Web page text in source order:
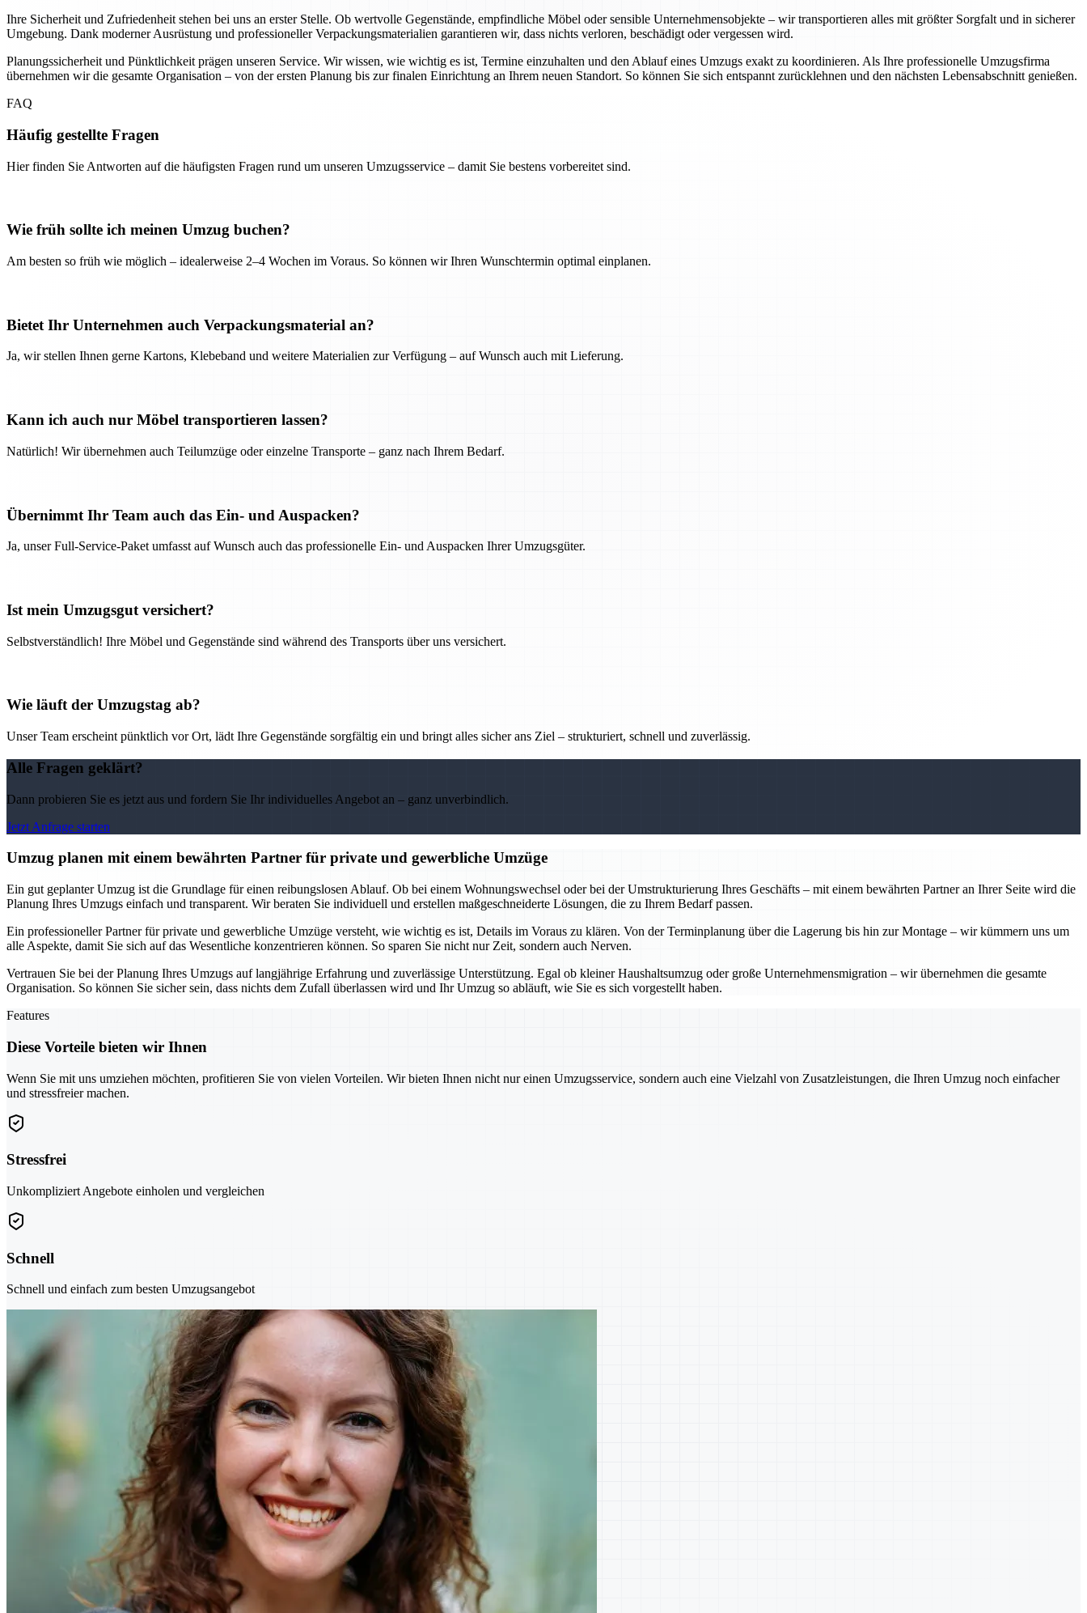
Ihre Sicherheit und Zufriedenheit stehen bei uns an erster Stelle. Ob wertvolle Gegenstände, empfindliche Möbel oder sensible Unternehmensobjekte – wir transportieren alles mit größter Sorgfalt und in sicherer
Umgebung. Dank moderner Ausrüstung und professioneller Verpackungsmaterialien garantieren wir, dass nichts verloren, beschädigt oder vergessen wird.
Planungssicherheit und Pünktlichkeit prägen unseren Service. Wir wissen, wie wichtig es ist, Termine einzuhalten und den Ablauf eines Umzugs exakt zu koordinieren. Als Ihre professionelle Umzugsfirma
übernehmen wir die gesamte Organisation – von der ersten Planung bis zur finalen Einrichtung an Ihrem neuen Standort. So können Sie sich entspannt zurücklehnen und den nächsten Lebensabschnitt genießen.
FAQ
Häufig gestellte Fragen
Hier finden Sie Antworten auf die häufigsten Fragen rund um unseren Umzugsservice – damit Sie bestens vorbereitet sind.
Wie früh sollte ich meinen Umzug buchen?
Am besten so früh wie möglich – idealerweise 2–4 Wochen im Voraus. So können wir Ihren Wunschtermin optimal einplanen.
Bietet Ihr Unternehmen auch Verpackungsmaterial an?
Ja, wir stellen Ihnen gerne Kartons, Klebeband und weitere Materialien zur Verfügung – auf Wunsch auch mit Lieferung.
Kann ich auch nur Möbel transportieren lassen?
Natürlich! Wir übernehmen auch Teilumzüge oder einzelne Transporte – ganz nach Ihrem Bedarf.
Übernimmt Ihr Team auch das Ein- und Auspacken?
Ja, unser Full-Service-Paket umfasst auf Wunsch auch das professionelle Ein- und Auspacken Ihrer Umzugsgüter.
Ist mein Umzugsgut versichert?
Selbstverständlich! Ihre Möbel und Gegenstände sind während des Transports über uns versichert.
Wie läuft der Umzugstag ab?
Unser Team erscheint pünktlich vor Ort, lädt Ihre Gegenstände sorgfältig ein und bringt alles sicher ans Ziel – strukturiert, schnell und zuverlässig.
Alle Fragen geklärt?
Dann probieren Sie es jetzt aus und fordern Sie Ihr individuelles Angebot an – ganz unverbindlich.
Jetzt Anfrage starten
Umzug planen mit einem bewährten Partner für private und gewerbliche Umzüge
Ein gut geplanter Umzug ist die Grundlage für einen reibungslosen Ablauf. Ob bei einem Wohnungswechsel oder bei der Umstrukturierung Ihres Geschäfts – mit einem bewährten Partner an Ihrer Seite wird die
Planung Ihres Umzugs einfach und transparent. Wir beraten Sie individuell und erstellen maßgeschneiderte Lösungen, die zu Ihrem Bedarf passen.
Ein professioneller Partner für private und gewerbliche Umzüge versteht, wie wichtig es ist, Details im Voraus zu klären. Von der Terminplanung über die Lagerung bis hin zur Montage – wir kümmern uns um
alle Aspekte, damit Sie sich auf das Wesentliche konzentrieren können. So sparen Sie nicht nur Zeit, sondern auch Nerven.
Vertrauen Sie bei der Planung Ihres Umzugs auf langjährige Erfahrung und zuverlässige Unterstützung. Egal ob kleiner Haushaltsumzug oder große Unternehmensmigration – wir übernehmen die gesamte
Organisation. So können Sie sicher sein, dass nichts dem Zufall überlassen wird und Ihr Umzug so abläuft, wie Sie es sich vorgestellt haben.
Features
Diese Vorteile bieten wir Ihnen
Wenn Sie mit uns umziehen möchten, profitieren Sie von vielen Vorteilen. Wir bieten Ihnen nicht nur einen Umzugsservice, sondern auch eine Vielzahl von Zusatzleistungen, die Ihren Umzug noch einfacher
und stressfreier machen.
Stressfrei
Unkompliziert Angebote einholen und vergleichen
Schnell
Schnell und einfach zum besten Umzugsangebot